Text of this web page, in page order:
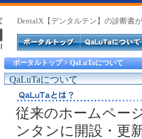
DentalX【デンタルテン】の診断書
ポータルトップ> QaLuTaについて
QaLuTaについて
従来のホームペー
ンタンに開設・更